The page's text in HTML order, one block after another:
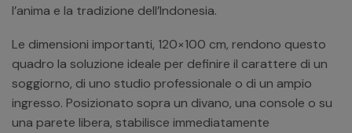
l’anima e la tradizione dell’Indonesia.
Le dimensioni importanti, 120×100 cm, rendono questo
quadro la soluzione ideale per definire il carattere di un
soggiorno, di uno studio professionale o di un ampio
ingresso. Posizionato sopra un divano, una console o su
una parete libera, stabilisce immediatamente